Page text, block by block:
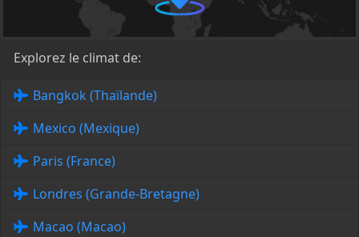
Explorez le climat de:
Bangkok (Thaïlande)
Mexico (Mexique)
Paris (France)
Londres (Grande-Bretagne)
Macao (Macao)